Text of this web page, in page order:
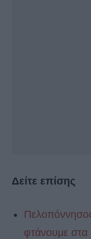
Δείτε επίσης
φτάνουμε